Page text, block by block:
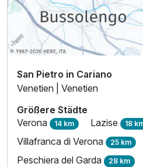
San Pietro in Cariano
Venetien | Venetien
Größere Städte
Verona 14 km Lazise 18
Villafranca di Verona 25 km
Peschiera del Garda 28 km